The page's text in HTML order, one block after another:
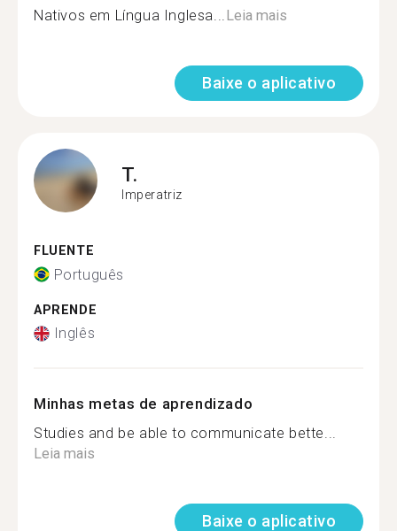
Nativos em Língua Inglesa...Leia mais
Baixe o aplicativo
T.
Imperatriz
FLUENTE
Português
APRENDE
Inglês
Minhas metas de aprendizado
Studies and be able to communicate bette...
Leia mais
Baixe o aplicativo